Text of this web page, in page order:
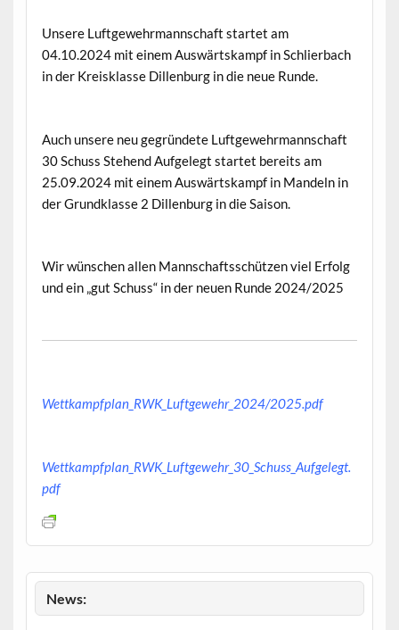
Unsere Luftgewehrmannschaft startet am
04.10.2024 mit einem Auswärtskampf in Schlierbach
in der Kreisklasse Dillenburg in die neue Runde.
Auch unsere neu gegründete Luftgewehrmannschaft
30 Schuss Stehend Aufgelegt startet bereits am
25.09.2024 mit einem Auswärtskampf in Mandeln in
der Grundklasse 2 Dillenburg in die Saison.
Wir wünschen allen Mannschaftsschützen viel Erfolg
und ein „gut Schuss“ in der neuen Runde 2024/2025
Wettkampfplan_RWK_Luftgewehr_2024/2025.pdf
Wettkampfplan_RWK_Luftgewehr_30_Schuss_Aufgelegt.
pdf
News: